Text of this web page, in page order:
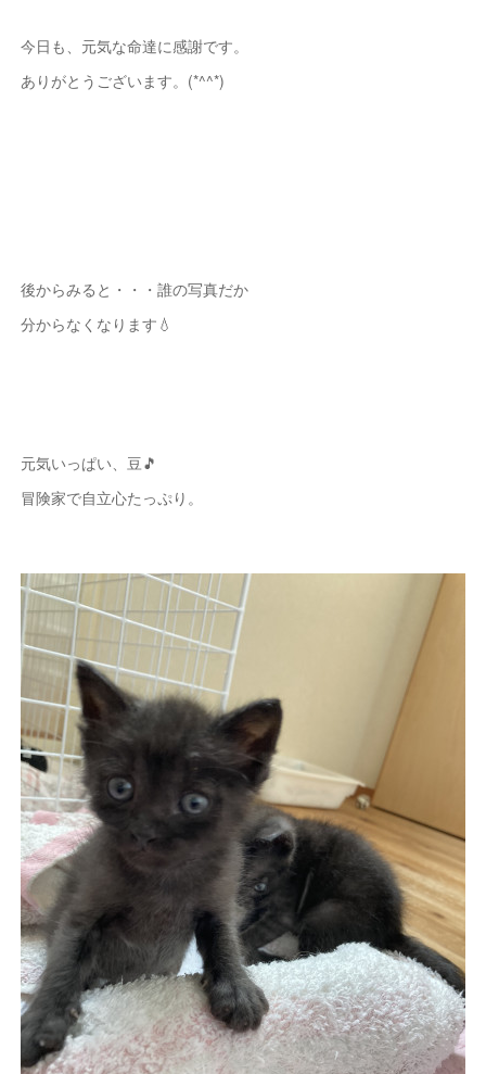
今日も、元気な命達に感謝です。
ありがとうございます。(*^^*)
後からみると・・・誰の写真だか
分からなくなります💧
元気いっぱい、豆🎵
冒険家で自立心たっぷり。